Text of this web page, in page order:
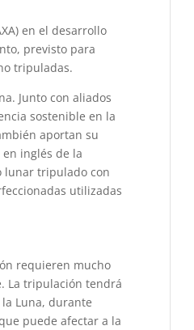
en el desarrollo
previsto para
tripuladas.
Junto con aliados
sostenible en la
aportan su
inglés de la
lunar tripulado con
utilizadas
requieren mucho
La tripulación tendrá
Luna, durante
puede afectar a la